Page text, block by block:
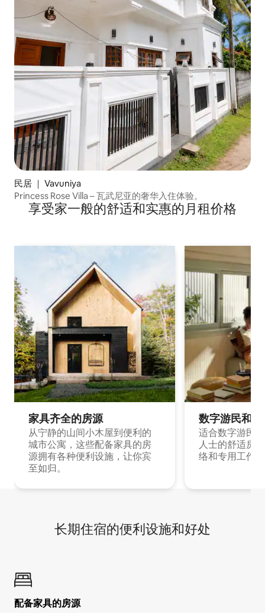
民居 ｜ Vavuniya
Princess Rose Villa – 瓦武尼亚的奢华入住体验。
享受家一般的舒适和实惠的月租价格
家具齐全的房源
从宁静的山间小木屋到便利的
城市公寓，这些配备家具的房
源拥有各种便利设施，让你宾
至如归。
数字游民和
适合数字游民
人士的舒适房
络和专用工作
长期住宿的便利设施和好处
配备家具的房源